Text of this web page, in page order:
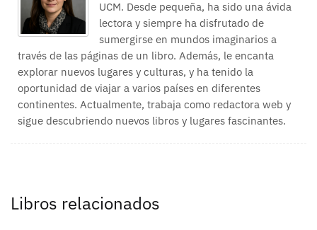
UCM. Desde pequeña, ha sido una ávida
lectora y siempre ha disfrutado de
sumergirse en mundos imaginarios a
través de las páginas de un libro. Además, le encanta
explorar nuevos lugares y culturas, y ha tenido la
oportunidad de viajar a varios países en diferentes
continentes. Actualmente, trabaja como redactora web y
sigue descubriendo nuevos libros y lugares fascinantes.
Libros relacionados